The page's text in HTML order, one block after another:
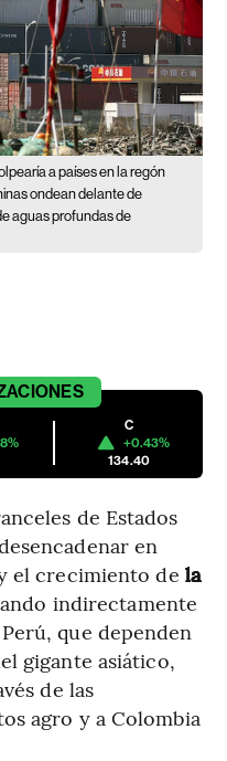
a países en la regón
ondean delante de
aguas profundas de
C
+0.43%
134.40
de Estados
en
el crecimiento de la
indirectamente
que dependen
gigante asiático,
de las
agro y a Colombia